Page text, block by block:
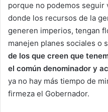
porque no podemos
donde los recursos de la
generen imperios, tengan
manejen planes sociales o
de los que creen que
el común denominador y
ya no hay más tiempo de
firmeza el Gobernador.